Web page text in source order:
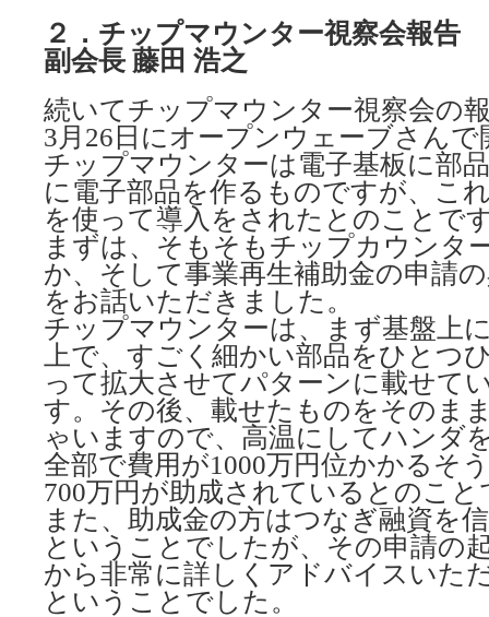
２．チップマウンター視察会報告
副会長 藤田 浩之
続いてチップマウンター視察会の
3月26日にオープンウェーブさん
チップマウンターは電子基板に部
に電子部品を作るものですが、こ
を使って導入をされたとのことで
まずは、そもそもチップカウンタ
か、そして事業再生補助金の申請
をお話いただきました。
チップマウンターは、まず基盤上
上で、すごく細かい部品をひとつ
って拡大させてパターンに載せて
す。その後、載せたものをそのま
ゃいますので、高温にしてハンダ
全部で費用が1000万円位かかるそ
700万円が助成されているとのこと
また、助成金の方はつなぎ融資を
ということでしたが、その申請の
から非常に詳しくアドバイスいた
ということでした。